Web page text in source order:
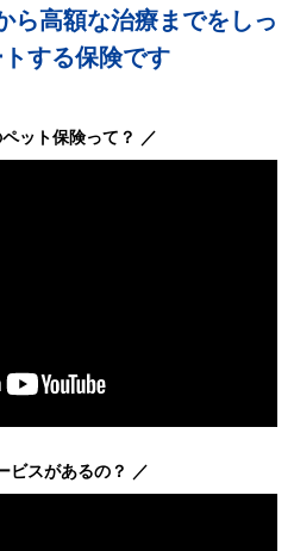
ら高額な治療までをしっ
する保険です
ット保険って？ ／
ビスがあるの？ ／